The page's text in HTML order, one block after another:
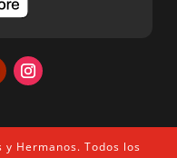
Hermanos. Todos los